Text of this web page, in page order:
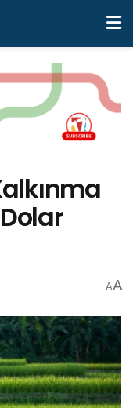
AA